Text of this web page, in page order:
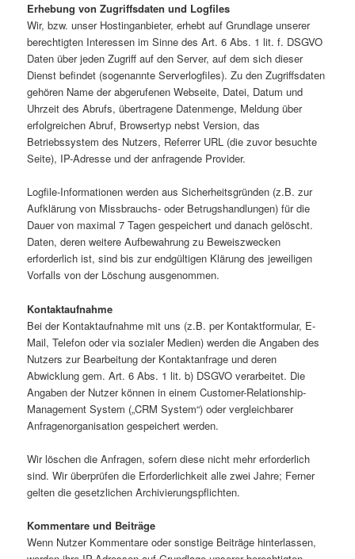
Erhebung von Zugriffsdaten und Logfiles
Wir, bzw. unser Hostinganbieter, erhebt auf Grundlage unserer
berechtigten Interessen im Sinne des Art. 6 Abs. 1 lit. f. DSGVO
Daten über jeden Zugriff auf den Server, auf dem sich dieser
Dienst befindet (sogenannte Serverlogfiles). Zu den Zugriffsdaten
gehören Name der abgerufenen Webseite, Datei, Datum und
Uhrzeit des Abrufs, übertragene Datenmenge, Meldung über
erfolgreichen Abruf, Browsertyp nebst Version, das
Betriebssystem des Nutzers, Referrer URL (die zuvor besuchte
Seite), IP-Adresse und der anfragende Provider.
Logfile-Informationen werden aus Sicherheitsgründen (z.B. zur
Aufklärung von Missbrauchs- oder Betrugshandlungen) für die
Dauer von maximal 7 Tagen gespeichert und danach gelöscht.
Daten, deren weitere Aufbewahrung zu Beweiszwecken
erforderlich ist, sind bis zur endgültigen Klärung des jeweiligen
Vorfalls von der Löschung ausgenommen.
Kontaktaufnahme
Bei der Kontaktaufnahme mit uns (z.B. per Kontaktformular, E-
Mail, Telefon oder via sozialer Medien) werden die Angaben des
Nutzers zur Bearbeitung der Kontaktanfrage und deren
Abwicklung gem. Art. 6 Abs. 1 lit. b) DSGVO verarbeitet. Die
Angaben der Nutzer können in einem Customer-Relationship-
Management System („CRM System“) oder vergleichbarer
Anfragenorganisation gespeichert werden.
Wir löschen die Anfragen, sofern diese nicht mehr erforderlich
sind. Wir überprüfen die Erforderlichkeit alle zwei Jahre; Ferner
gelten die gesetzlichen Archivierungspflichten.
Kommentare und Beiträge
Wenn Nutzer Kommentare oder sonstige Beiträge hinterlassen,